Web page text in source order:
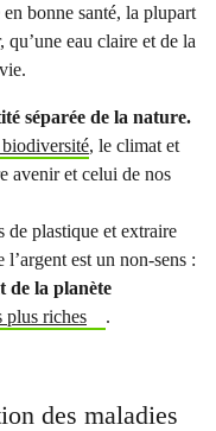
bonne santé, la plupart
qu’une eau claire et de la
séparée de la nature.
, le climat et
avenir et celui de nos
plastique et extraire
est un non-sens :
de la planète
plus riches .
des maladies